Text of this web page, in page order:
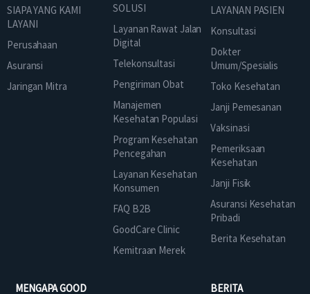
SIAPA YANG KAMI
LAYANI
Perusahaan
Asuransi
Jaringan Mitra
SOLUSI
Layanan Rawat Jalan
Digital
Telekonsultasi
Pengiriman Obat
Manajemen
Kesehatan Populasi
Program Kesehatan
Pencegahan
Layanan Kesehatan
Konsumen
FAQ B2B
GoodCare Clinic
Kemitraan Merek
LAYANAN PASIEN
Konsultasi
Dokter
Umum/Spesialis
Toko Kesehatan
Janji Pemesanan
Vaksinasi
Pemeriksaan
Kesehatan
Janji Fisik
Asuransi Kesehatan
Pribadi
Berita Kesehatan
MENGAPA GOOD
BERITA